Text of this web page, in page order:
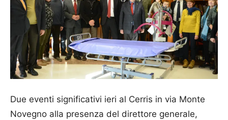
Due eventi significativi ieri al Cerris in via Monte
Novegno alla presenza del direttore generale,